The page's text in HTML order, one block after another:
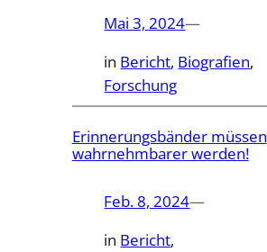
Mai 3, 2024—
in Bericht, Biografien
Forschung
Erinnerungsbänder müssen
wahrnehmbarer werden!
Feb. 8, 2024—
in Bericht